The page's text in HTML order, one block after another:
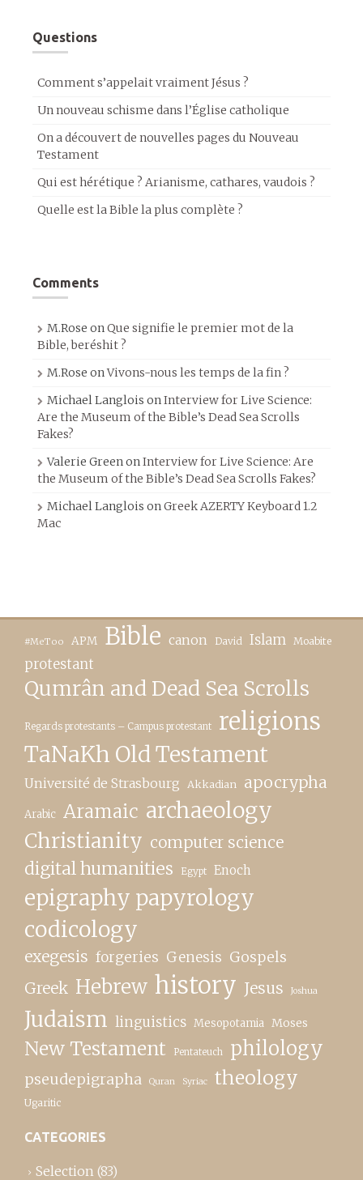
Questions
Comment s’appelait vraiment Jésus ?
Un nouveau schisme dans l’Église catholique
On a découvert de nouvelles pages du Nouveau
Testament
Qui est hérétique ? Arianisme, cathares, vaudois ?
Quelle est la Bible la plus complète ?
Comments
M.Rose onQue signifie le premier mot de la
Bible, beréshit ?
M.Rose onVivons-nous les temps de la fin ?
Michael Langlois onInterview for Live Science:
Are the Museum of the Bible’s Dead Sea Scrolls
Fakes?
Valerie GreenonInterview for Live Science: Are
the Museum of the Bible’s Dead Sea Scrolls Fakes?
Michael Langlois onGreek AZERTY Keyboard 1.2
Mac
#MeToo APM Bible canon David Islam Moabite
protestant
Qumrân and Dead Sea Scrolls
Regards protestants – Campus protestant religions
TaNaKh Old Testament
Université de Strasbourg Akkadian apocrypha
Arabic Aramaic archaeology
Christianity computer science
digital humanities Egypt Enoch
epigraphy papyrology
codicology
exegesis forgeries Genesis Gospels
Greek Hebrew history Jesus Joshua
Judaism linguistics Mesopotamia Moses
New Testament Pentateuch philology
pseudepigrapha Quran Syriac theology
Ugaritic
CATEGORIES
Selection (83)